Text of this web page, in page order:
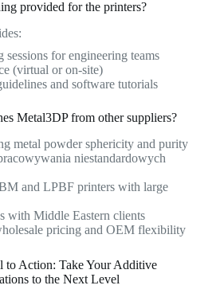
provided for the printers?
for engineering teams
(virtual or on-site)
and software tutorials
Metal3DP from other suppliers?
metal powder sphericity and purity
niestandardowych
and LPBF printers with large
with Middle Eastern clients
pricing and OEM flexibility
to Action: Take Your Additive
to the Next Level